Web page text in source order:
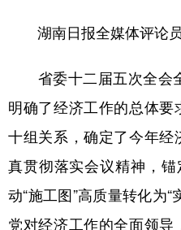
访谈 视频
中央文件
学术中国 乡村振兴
城市 旅游
湖南日报全媒体评论员
省委十二届五次全会
明确了经济工作的总体
十组关系，确定了今年经
真贯彻落实会议精神，锚
动“施工图”高质量转化为
党对经济工作的全面领